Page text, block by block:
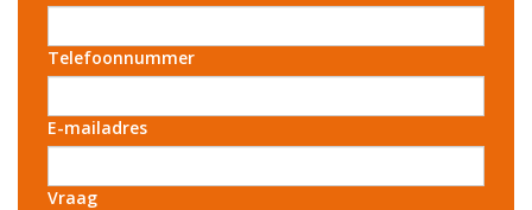
Telefoonnummer
E-mailadres
Vraag